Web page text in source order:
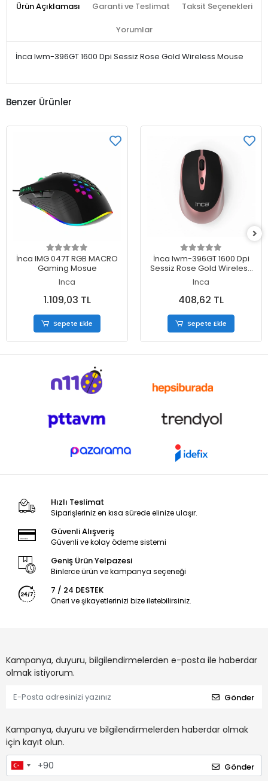
Ürün Açıklaması Garanti ve Teslimat Taksit Seçenekleri
Yorumlar
İnca Iwm-396GT 1600 Dpi Sessiz Rose Gold Wireless Mouse
Benzer Ürünler
Sepete Ekle
İnca IMG 047T RGB MACRO
Gaming Mosue
Inca
1.109,03 TL
Sepete Ekle
Sepete Ekle
İnca Iwm-396GT 1600 Dpi
Sessiz Rose Gold Wireless
Mouse
Inca
408,62 TL
Sepete Ekle
Hızlı Teslimat
Siparişleriniz en kısa sürede elinize ulaşır.
Güvenli Alışveriş
Güvenli ve kolay ödeme sistemi
Geniş Ürün Yelpazesi
Binlerce ürün ve kampanya seçeneği
7 / 24 DESTEK
Öneri ve şikayetlerinizi bize iletebilirsiniz.
Kampanya, duyuru, bilgilendirmelerden e-posta ile haberdar
olmak istiyorum.
Gönder
Kampanya, duyuru ve bilgilendirmelerden haberdar olmak
için kayıt olun.
Gönder